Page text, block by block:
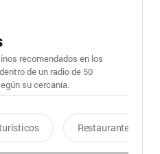
recomendados en los
de un radio de 50
su cercanía.
Restaurantes